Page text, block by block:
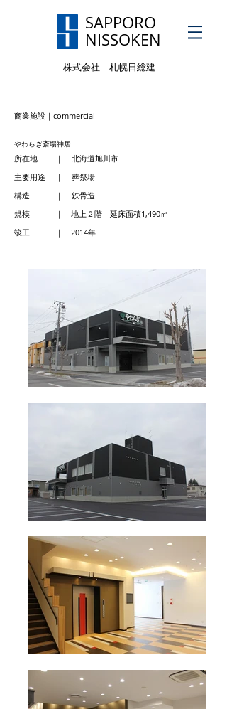
SAPPORO
NISSOKEN
株式会社 札幌日総建
商業施設｜commercial
やわらぎ斎場神居
所在地 ｜ 北海道旭川市
主要用途 ｜ 葬祭場
構造 ｜ 鉄骨造
規模 ｜ 地上２階 延床面積1,490㎡
竣工 ｜ 2014年